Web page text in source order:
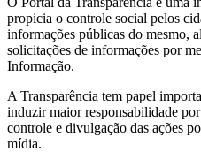
propicia o controle social pelos
informações públicas do mesmo,
solicitações de informações por
Informação.
A Transparência tem papel
induzir maior responsabilidade
controle e divulgação das ações
mídia.